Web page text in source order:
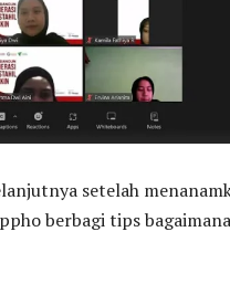
setelah
berbagi tips bagaimana